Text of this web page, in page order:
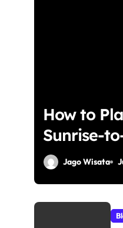
How to
Sunrise-
Temple
Jago Wisata